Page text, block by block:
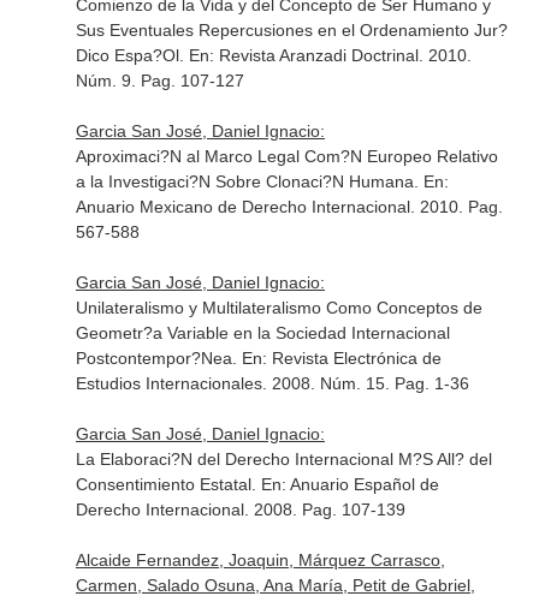
Comienzo de la Vida y del Concepto de Ser Humano y
Sus Eventuales Repercusiones en el Ordenamiento Jur?
Dico Espa?Ol. En: Revista Aranzadi Doctrinal. 2010.
Núm. 9. Pag. 107-127
Garcia San José, Daniel Ignacio:
Aproximaci?N al Marco Legal Com?N Europeo Relativo
a la Investigaci?N Sobre Clonaci?N Humana. En:
Anuario Mexicano de Derecho Internacional. 2010. Pag.
567-588
Garcia San José, Daniel Ignacio:
Unilateralismo y Multilateralismo Como Conceptos de
Geometr?a Variable en la Sociedad Internacional
Postcontempor?Nea. En: Revista Electrónica de
Estudios Internacionales. 2008. Núm. 15. Pag. 1-36
Garcia San José, Daniel Ignacio:
La Elaboraci?N del Derecho Internacional M?S All? del
Consentimiento Estatal. En: Anuario Español de
Derecho Internacional. 2008. Pag. 107-139
Alcaide Fernandez, Joaquin, Márquez Carrasco,
Carmen, Salado Osuna, Ana María, Petit de Gabriel,